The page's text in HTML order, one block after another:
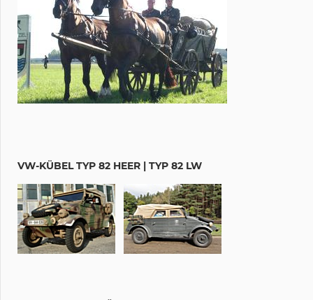
VW-KÜBEL TYP 82 HEER | TYP 82 LW